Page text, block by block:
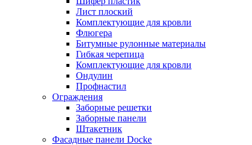
Лист плоский
Комплектующие для кровли
Флюгера
Битумные рулонные материалы
Гибкая черепица
Комплектующие для кровли
Ондулин
Профнастил
Ограждения
Заборные решетки
Заборные панели
Штакетник
Фасадные панели Docke